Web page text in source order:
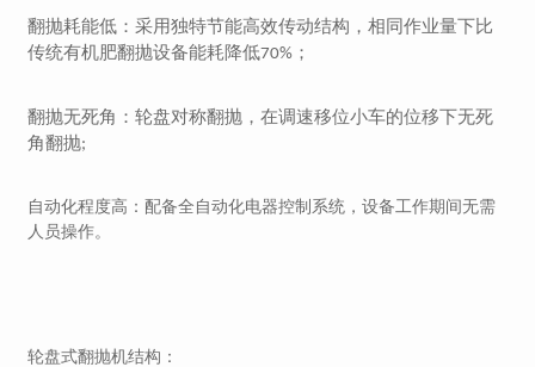
翻抛耗能低：采用独特节能高效传动结构，相同作业量下比
传统有机肥翻抛设备能耗降低70% ；
翻抛无死角：轮盘对称翻抛，在调速移位小车的位移下无死
角翻抛;
自动化程度高：配备全自动化电器控制系统，设备工作期间无需
人员操作。
轮盘式翻抛机结构 ：